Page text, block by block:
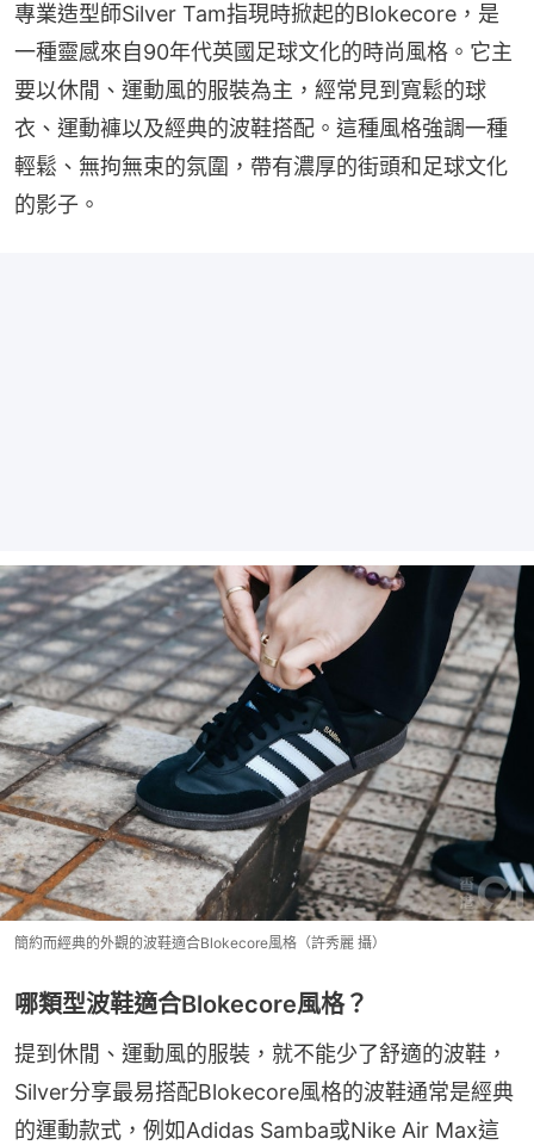
專業造型師Silver Tam指現時掀起的Blokecore，是
一種靈感來自90年代英國足球文化的時尚風格。它主
要以休閒、運動風的服裝為主，經常見到寬鬆的球
衣、運動褲以及經典的波鞋搭配。這種風格強調一種
輕鬆、無拘無束的氛圍，帶有濃厚的街頭和足球文化
的影子。
簡約而經典的外觀的波鞋適合Blokecore風格（許秀麗 攝）
哪類型波鞋適合Blokecore風格？
提到休閒、運動風的服裝，就不能少了舒適的波鞋，
Silver分享最易搭配Blokecore風格的波鞋通常是經典
的運動款式，例如Adidas Samba或Nike Air Max這